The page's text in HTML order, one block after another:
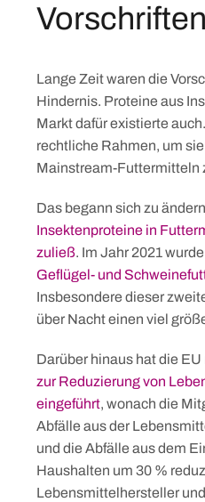
Lange Zeit waren die
Hindernis. Proteine aus
Markt dafür existierte
rechtliche Rahmen, um
Mainstream-Futtermitteln
Das begann sich zu
Insektenproteine in
zuließ. Im Jahr 2021 wurde
Geflügel- und
Insbesondere dieser
über Nacht einen viel
Darüber hinaus hat die EU
zur Reduzierung von
eingeführt, wonach die
Abfälle aus der
und die Abfälle aus dem
Haushalten um 30 %
Lebensmittelhersteller